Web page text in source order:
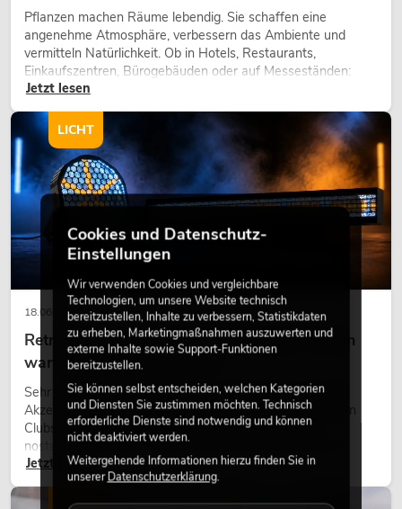
Pflanzen machen Räume lebendig. Sie schaffen eine
angenehme Atmosphäre, verbessern das Ambiente und
vermitteln Natürlichkeit. Ob in Hotels, Restaurants,
Einkaufszentren, Bürogebäuden oder auf Messeständen:
eine hochwertige Begrünung gehört heute längst zum
modernen Raumkonzept.
Jetzt lesen
18.06.2026
Retro-Licht im modernen Lichtdesign: Warum
warmes Licht wieder wirkt
Sehr warmes Licht, sichtbare Leuchtflächen und farbige
Akzente prägen viele aktuelle Lichtdesigns auf Bühnen, in
Clubs und bei Events. Retro-Licht ist dabei kein rein
nostalgischer Effekt, sondern ein bewusst eingesetztes
Gestaltungsmittel: Es schafft Atmosphäre, gibt Szenen
Charakter und kann technische LED-Setups emotionaler
wirken lassen.
Jetzt lesen
LICHT
LICHT
Cookies und Datenschutz-
Einstellungen
Wir verwenden Cookies und vergleichbare
Technologien, um unsere Website technisch
bereitzustellen, Inhalte zu verbessern, Statistikdaten
zu erheben, Marketingmaßnahmen auszuwerten und
externe Inhalte sowie Support-Funktionen
bereitzustellen.
Sie können selbst entscheiden, welchen Kategorien
und Diensten Sie zustimmen möchten. Technisch
erforderliche Dienste sind notwendig und können
nicht deaktiviert werden.
Weitergehende Informationen hierzu finden Sie in
unsererDatenschutzerklärung.